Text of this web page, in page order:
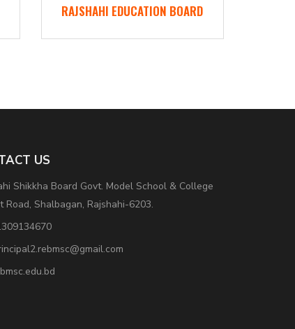
RAJSHAHI EDUCATION BOARD
US
Shikkha Board Govt. Model School & College
Road, Shalbagan, Rajshahi-6203.